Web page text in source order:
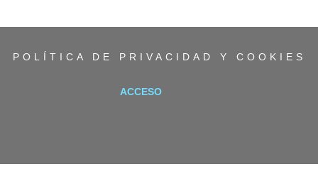
POLÍTICA DE PRIVACIDAD Y COOKIES
ACCESO